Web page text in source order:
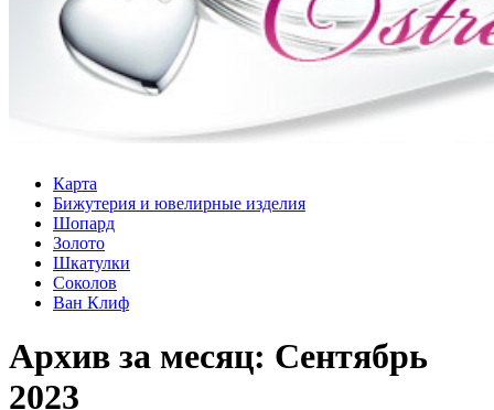
Карта
Бижутерия и ювелирные изделия
Шопард
Золото
Шкатулки
Соколов
Ван Клиф
Архив за месяц: Сентябрь
2023